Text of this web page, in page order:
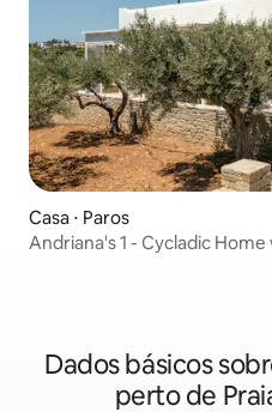
Casa ⋅ Paros
Andriana's 1 - Cycladic
Dados básicos
perto de